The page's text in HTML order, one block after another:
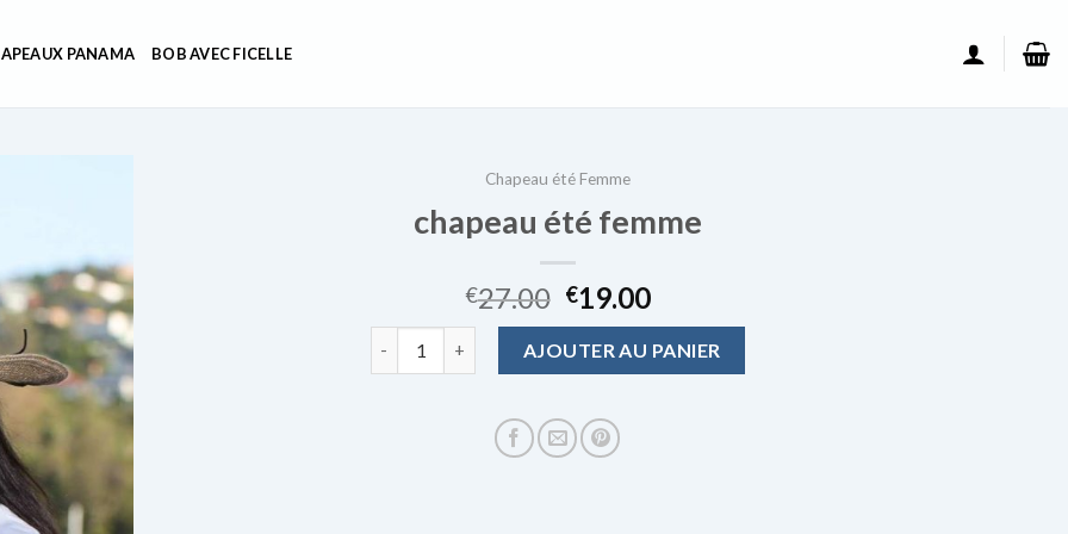
PANAMA BOB AVEC FICELLE
Chapeau été Femme
chapeau été femme
€27.00 €19.00
AJOUTER AU PANIER